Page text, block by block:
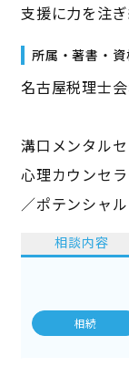
支援に力を注ぎ
所属・著書・資
名古屋税理士
溝口メンタル
心理カウンセ
／ポテンシャ
相談内容
相続